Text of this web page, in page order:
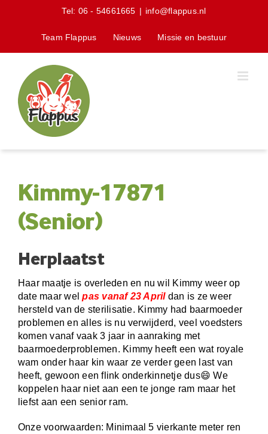
Tel: 06 - 54661665 | info@flappus.nl
Team Flappus Nieuws Missie en bestuur
Kimmy-17871
(Senior)
Herplaatst
Haar maatje is overleden en nu wil Kimmy weer op
date maar welpas vanaf 23 April dan is ze weer
hersteld van de sterilisatie. Kimmy had baarmoeder
problemen en alles is nu verwijderd, veel voedsters
komen vanaf vaak 3 jaar in aanraking met
baarmoederproblemen. Kimmy heeft een wat royale
wam onder haar kin waar ze verder geen last van
heeft, gewoon een flink onderkinnetje dus😄 We
koppelen haar niet aan een te jonge ram maar het
liefst aan een senior ram.
Onze voorwaarden: Minimaal 5 vierkante meter ren